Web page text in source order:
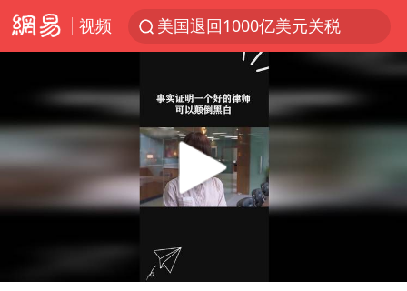
视频
美国退回1000亿美元关税
38岁山东财大教授刘海明逝世
李亚鹏向地铁吐血女孩捐99999元
台风白海豚或在华东沿海登陆
香港殿堂级填词人黎彼得因病离世 终年76岁
Play